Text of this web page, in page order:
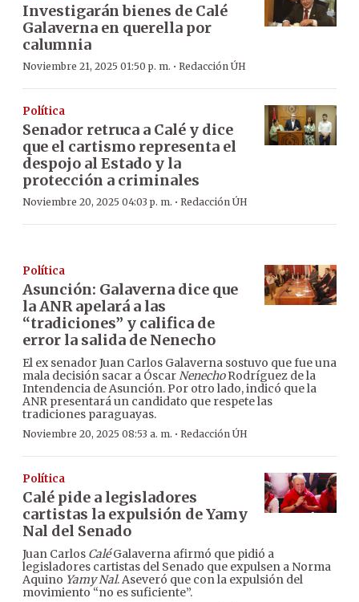
Investigarán bienes de Calé
Galaverna en querella por
calumnia
Noviembre 21, 2025 01:50 p. m. · Redacción ÚH
Política
Senador retruca a Calé y dice
que el cartismo representa el
despojo al Estado y la
protección a criminales
Noviembre 20, 2025 04:03 p. m. · Redacción ÚH
Política
Asunción: Galaverna dice que
la ANR apelará a las
“tradiciones” y califica de
error la salida de Nenecho
El ex senador Juan Carlos Galaverna sostuvo que fue una
mala decisión sacar a ÓscarNenechoRodríguez de la
Intendencia de Asunción. Por otro lado, indicó que la
ANR presentará un candidato que respete las
tradiciones paraguayas.
Noviembre 20, 2025 08:53 a. m. · Redacción ÚH
Política
Calé pide a legisladores
cartistas la expulsión de Yamy
Nal del Senado
Juan Carlos CaléGalaverna afirmó que pidió a
legisladores cartistas del Senado que expulsen a Norma
Aquino Yamy Nal. Aseveró que con la expulsión del
movimiento “no es suficiente”.